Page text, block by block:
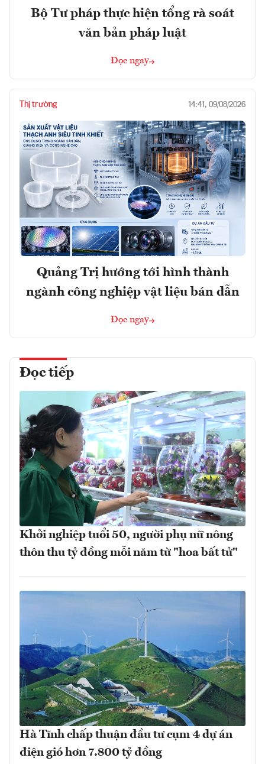
Bộ Tư pháp thực hiện tổng rà soát
văn bản pháp luật
Đọc ngay
Thị trường 14:41, 09/08/2026
Quảng Trị hướng tới hình thành
ngành công nghiệp vật liệu bán dẫn
Đọc ngay
Đọc tiếp
Khởi nghiệp tuổi 50, người phụ nữ nông
thôn thu tỷ đồng mỗi năm từ "hoa bất tử"
Hà Tĩnh chấp thuận đầu tư cụm 4 dự án
điện gió hơn 7.800 tỷ đồng